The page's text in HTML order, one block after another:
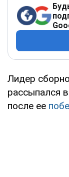
Лидер
рассыпался
после ее